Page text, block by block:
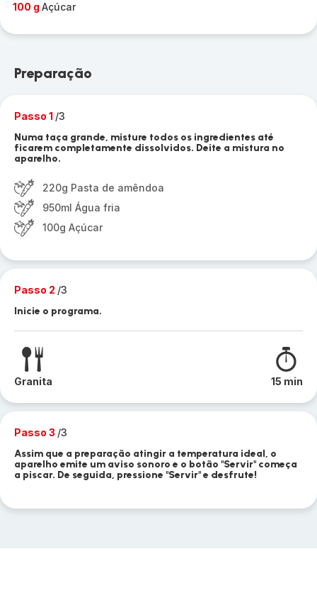
100 g Açúcar
Preparação
Passo 1 /3
Numa taça grande, misture todos os ingredientes até
ficarem completamente dissolvidos. Deite a mistura no
aparelho.
220g Pasta de amêndoa
950ml Água fria
100g Açúcar
Passo 2 /3
Inicie o programa.
Granita 15 min
Passo 3 /3
Assim que a preparação atingir a temperatura ideal, o
aparelho emite um aviso sonoro e o botão "Servir" começa
a piscar. De seguida, pressione "Servir" e desfrute!